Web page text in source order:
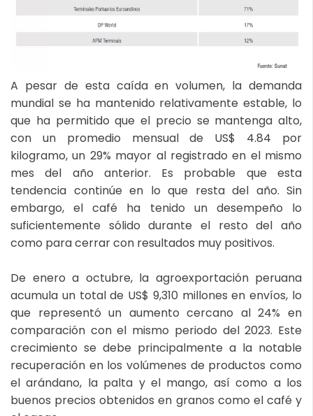
A pesar de esta caída en volumen, la demanda
mundial se ha mantenido relativamente estable, lo
que ha permitido que el precio se mantenga alto,
con un promedio mensual de US$ 4.84 por
kilogramo, un 29% mayor al registrado en el mismo
mes del año anterior. Es probable que esta
tendencia continúe en lo que resta del año. Sin
embargo, el café ha tenido un desempeño lo
suficientemente sólido durante el resto del año
como para cerrar con resultados muy positivos.
De enero a octubre, la agroexportación peruana
acumula un total de US$ 9,310 millones en envíos, lo
que representó un aumento cercano al 24% en
comparación con el mismo periodo del 2023. Este
crecimiento se debe principalmente a la notable
recuperación en los volúmenes de productos como
el arándano, la palta y el mango, así como a los
buenos precios obtenidos en granos como el café y